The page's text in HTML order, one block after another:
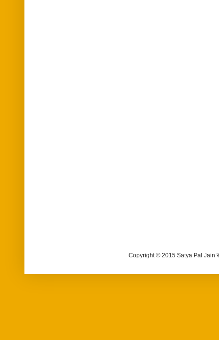
Copyright © 2015 Satya Pal Jain